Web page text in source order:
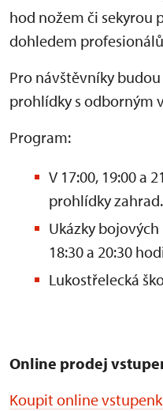
hod nožem či sekyrou
dohledem
Pro návštěvníky
prohlídky s odborným
Program:
V 17:00, 19:00 a
prohlídky zahrad.
Ukázky
18:30 a 20:30
Lukostřelecká
Online prodej
Koupit online